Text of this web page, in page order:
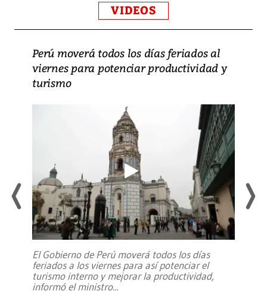
VIDEOS
Perú moverá todos los días feriados al
viernes para potenciar productividad y
turismo
El Gobierno de Perú moverá todos los días
feriados a los viernes para así potenciar el
turismo interno y mejorar la productividad,
informó el ministro...